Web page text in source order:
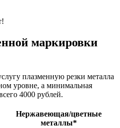
маркировки
плазменную резки металла
уровне, а минимальная
4000 рублей.
Нержавеющая/цветные
металлы*